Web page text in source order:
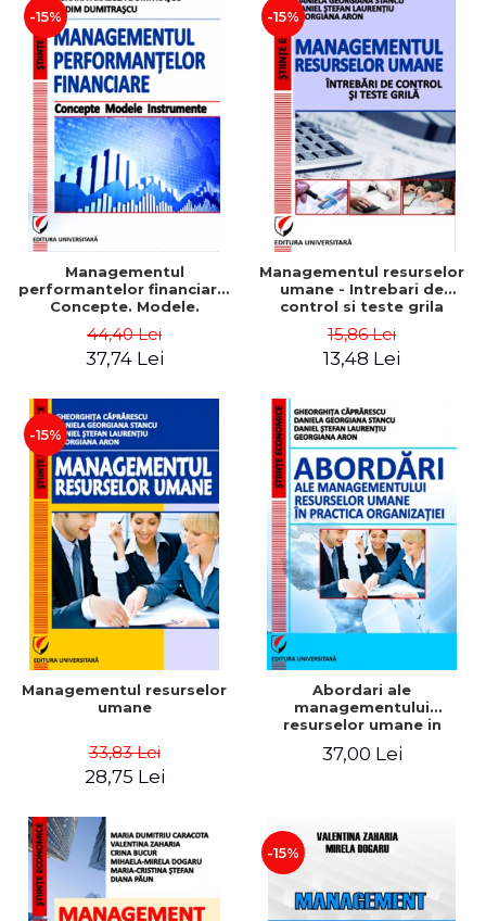
-15%
Managementul
performantelor financiare.
Concepte. Modele.
44,40 Lei
37,74 Lei
-15%
Managementul resurselor
umane - Intrebari de
control si teste grila
15,86 Lei
13,48 Lei
-15%
Managementul resurselor
umane
33,83 Lei
28,75 Lei
Abordari ale
managementului
resurselor umane in
37,00 Lei
-15%